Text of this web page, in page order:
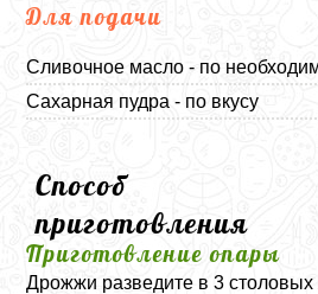
Для подачи
Сливочное масло - по
Сахарная пудра - по вкусу
Способ
приготовления
Приготовление опары
Дрожжи разведите в 3 столовых